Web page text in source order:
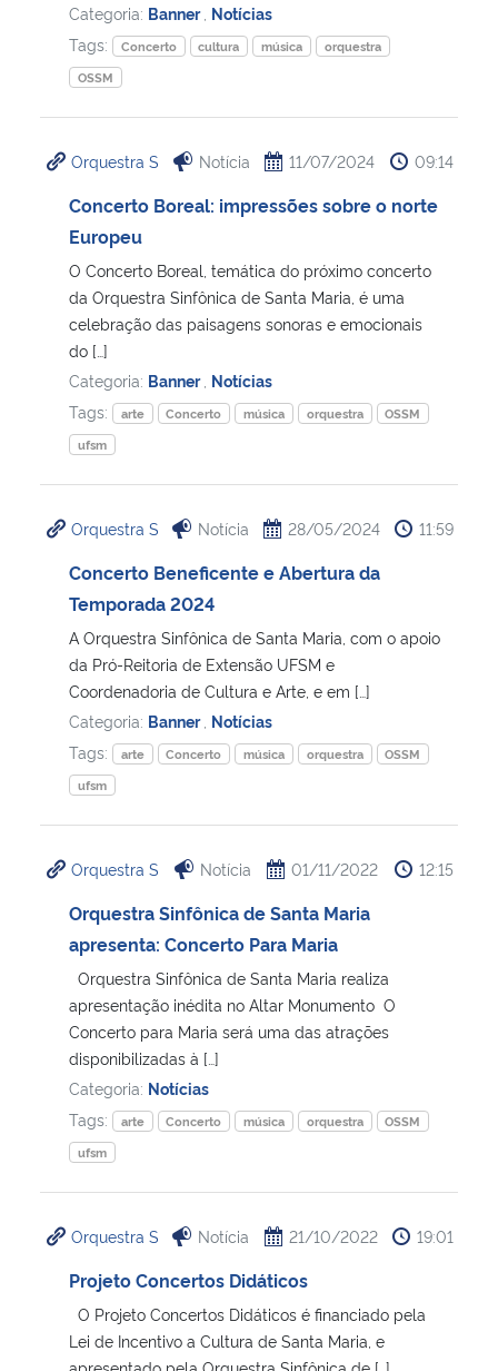
Gabinete de Segurança Institucional
Banco Central do Brasil
Categoria: Banner Notícias
Tags:
Concerto cultura música
orquestra
OSSM
Orquestra S Notícia 11/07/2024 09:14
Concerto Boreal: impressões sobre o norte
Europeu
O Concerto Boreal, temática do próximo concerto
da Orquestra Sinfônica de Santa Maria, é uma
celebração das paisagens sonoras e emocionais
do […]
Categoria: Banner Notícias
Tags:
arte Concerto música orquestra
OSSM
ufsm
Orquestra S Notícia 28/05/2024 11:59
Concerto Beneficente e Abertura da
Temporada 2024
A Orquestra Sinfônica de Santa Maria, com o apoio
da Pró-Reitoria de Extensão UFSM e
Coordenadoria de Cultura e Arte, e em […]
Categoria: Banner Notícias
Tags:
arte Concerto música orquestra
OSSM
ufsm
Orquestra S Notícia 01/11/2022 12:15
Orquestra Sinfônica de Santa Maria
apresenta: Concerto Para Maria
Orquestra Sinfônica de Santa Maria realiza
apresentação inédita no Altar Monumento O
Concerto para Maria será uma das atrações
disponibilizadas à […]
Categoria: Notícias
Tags:
arte Concerto música orquestra
OSSM
ufsm
Orquestra S Notícia 21/10/2022 19:01
Projeto Concertos Didáticos
O Projeto Concertos Didáticos é financiado pela
Lei de Incentivo a Cultura de Santa Maria, e
apresentado pela Orquestra Sinfônica de […]